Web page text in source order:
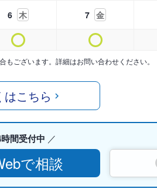
6 木 7 金
ございます。詳細はお問い合わせください。
はこちら
間受付中
で相談